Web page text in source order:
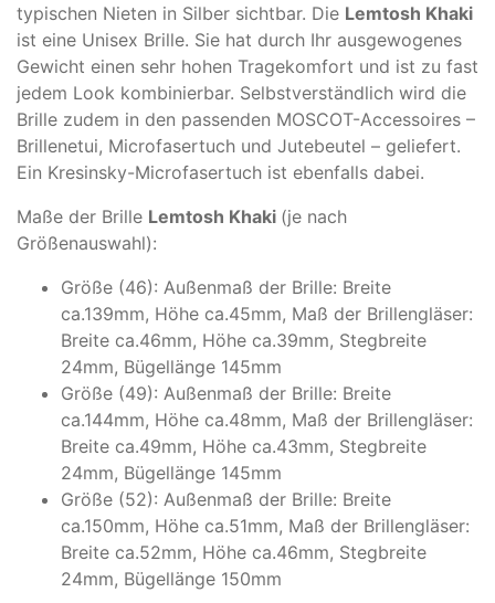
typischen Nieten in Silber sichtbar. Die Lemtosh Khaki
ist eine Unisex Brille. Sie hat durch Ihr ausgewogenes
Gewicht einen sehr hohen Tragekomfort und ist zu fast
jedem Look kombinierbar. Selbstverständlich wird die
Brille zudem in den passenden MOSCOT-Accessoires –
Brillenetui, Microfasertuch und Jutebeutel – geliefert.
Ein Kresinsky-Microfasertuch ist ebenfalls dabei.
Maße der Brille Lemtosh Khaki (je nach
Größenauswahl):
Größe (46): Außenmaß der Brille: Breite
ca.139mm, Höhe ca.45mm, Maß der Brillengläser:
Breite ca.46mm, Höhe ca.39mm, Stegbreite
24mm, Bügellänge 145mm
Größe (49): Außenmaß der Brille: Breite
ca.144mm, Höhe ca.48mm, Maß der Brillengläser:
Breite ca.49mm, Höhe ca.43mm, Stegbreite
24mm, Bügellänge 145mm
Größe (52): Außenmaß der Brille: Breite
ca.150mm, Höhe ca.51mm, Maß der Brillengläser:
Breite ca.52mm, Höhe ca.46mm, Stegbreite
24mm, Bügellänge 150mm